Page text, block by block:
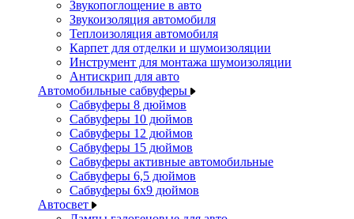
Звукопоглощение в авто
Звукоизоляция автомобиля
Теплоизоляция автомобиля
Карпет для отделки и шумоизоляции
Инструмент для монтажа шумоизоляции
Антискрип для авто
Автомобильные сабвуферы
Сабвуферы 8 дюймов
Сабвуферы 10 дюймов
Сабвуферы 12 дюймов
Сабвуферы 15 дюймов
Сабвуферы активные автомобильные
Сабвуферы 6,5 дюймов
Сабвуферы 6x9 дюймов
Автосвет